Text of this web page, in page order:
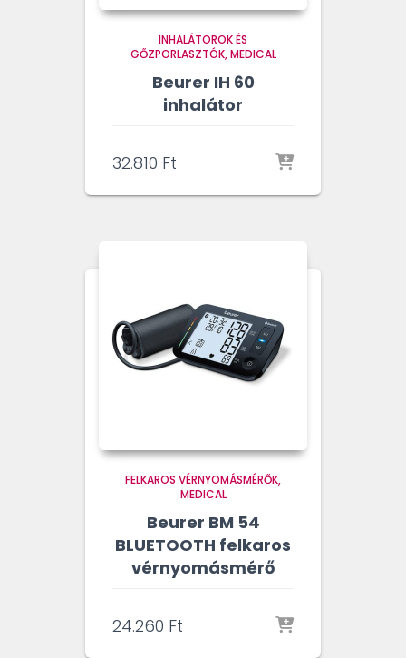
INHALÁTOROK ÉS
GŐZPORLASZTÓK MEDICAL
Beurer IH 60
inhalátor
32.810 Ft
FELKAROS VÉRNYOMÁSMÉRŐK
MEDICAL
Beurer BM 54
BLUETOOTH felkaros
vérnyomásmérő
24.260 Ft